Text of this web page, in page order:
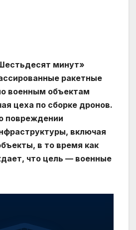
минут»
ракетные
военным объектам
цеха по сборке дронов.
повреждении
включая
в то время как
что цель — военные